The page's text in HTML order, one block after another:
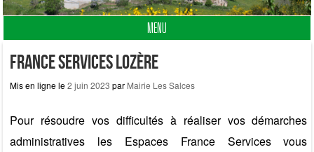
MENU
France Services Lozère
Mis en ligne le2 juin 2023 par Mairie Les Salces
Pour résoudre vos difficultés à réaliser vos démarches
administratives les Espaces France Services vous